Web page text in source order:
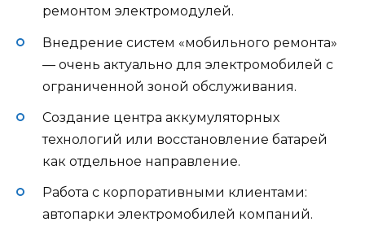
ремонтом электромодулей.
Внедрение систем «мобильного ремонта»
— очень актуально для электромобилей с
ограниченной зоной обслуживания.
Создание центра аккумуляторных
технологий или восстановление батарей
как отдельное направление.
Работа с корпоративными клиентами:
автопарки электромобилей компаний.